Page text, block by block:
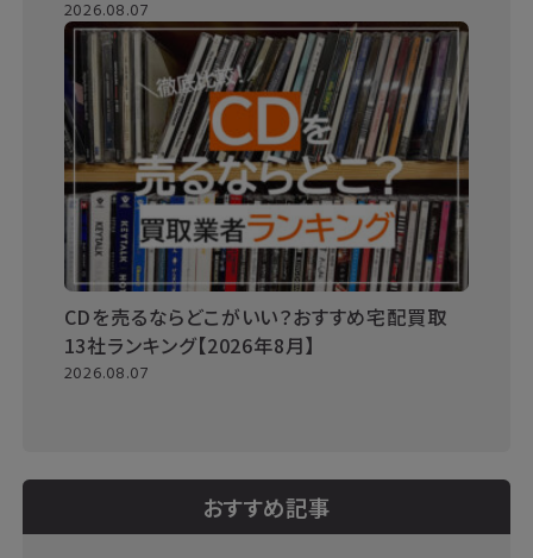
2026.08.07
CDを売るならどこがいい？おすすめ宅配買取
13社ランキング【2026年8月】
2026.08.07
おすすめ記事